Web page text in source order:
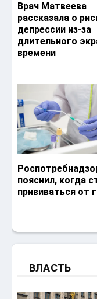
Врач Матвеева
рассказала о
депрессии из-за
длительного
времени
пояснил, когда
прививаться от
ВЛАСТЬ